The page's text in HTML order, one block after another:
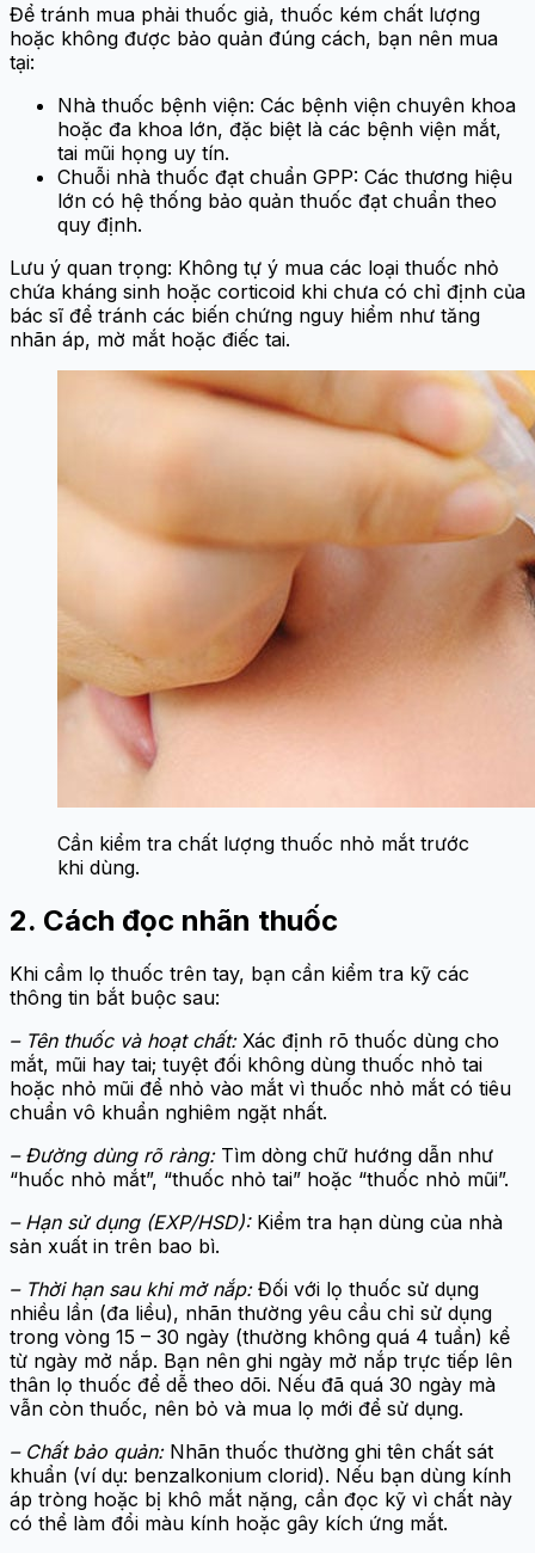
Để tránh mua phải thuốc giả, thuốc kém chất lượng
hoặc không được bảo quản đúng cách, bạn nên mua
tại:
Nhà thuốc bệnh viện: Các bệnh viện chuyên khoa
hoặc đa khoa lớn, đặc biệt là các bệnh viện mắt,
tai mũi họng uy tín.
Chuỗi nhà thuốc đạt chuẩn GPP: Các thương hiệu
lớn có hệ thống bảo quản thuốc đạt chuẩn theo
quy định.
Lưu ý quan trọng: Không tự ý mua các loại thuốc nhỏ
chứa kháng sinh hoặc corticoid khi chưa có chỉ định của
bác sĩ để tránh các biến chứng nguy hiểm như tăng
nhãn áp, mờ mắt hoặc điếc tai.
Cần kiểm tra chất lượng thuốc nhỏ mắt trước
khi dùng.
2. Cách đọc nhãn thuốc
Khi cầm lọ thuốc trên tay, bạn cần kiểm tra kỹ các
thông tin bắt buộc sau:
– Tên thuốc và hoạt chất:Xác định rõ thuốc dùng cho
mắt, mũi hay tai; tuyệt đối không dùng thuốc nhỏ tai
hoặc nhỏ mũi để nhỏ vào mắt vì thuốc nhỏ mắt có tiêu
chuẩn vô khuẩn nghiêm ngặt nhất.
– Đường dùng rõ ràng:Tìm dòng chữ hướng dẫn như
“huốc nhỏ mắt”, “thuốc nhỏ tai” hoặc “thuốc nhỏ mũi”.
– Hạn sử dụng (EXP/HSD): Kiểm tra hạn dùng của nhà
sản xuất in trên bao bì.
– Thời hạn sau khi mở nắp: Đối với lọ thuốc sử dụng
nhiều lần (đa liều), nhãn thường yêu cầu chỉ sử dụng
trong vòng 15 – 30 ngày (thường không quá 4 tuần) kể
từ ngày mở nắp. Bạn nên ghi ngày mở nắp trực tiếp lên
thân lọ thuốc để dễ theo dõi. Nếu đã quá 30 ngày mà
vẫn còn thuốc, nên bỏ và mua lọ mới để sử dụng.
– Chất bảo quản: Nhãn thuốc thường ghi tên chất sát
khuẩn (ví dụ: benzalkonium clorid). Nếu bạn dùng kính
áp tròng hoặc bị khô mắt nặng, cần đọc kỹ vì chất này
có thể làm đổi màu kính hoặc gây kích ứng mắt.